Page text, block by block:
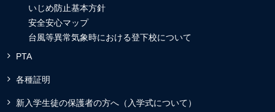
いじめ防止基本方針
安全安心マップ
台風等異常気象時における登下校について
PTA
各種証明
新入学生徒の保護者の方へ（入学式について）